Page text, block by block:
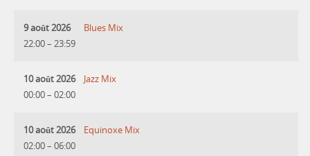
9 août 2026
22:00– 23:59
Blues Mix
10 août 2026
00:00– 02:00
Jazz Mix
10 août 2026
02:00– 06:00
Equinoxe Mix